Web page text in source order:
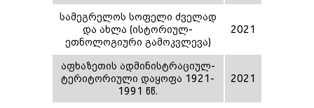
სამეგრელოს სოფელი ძველად
და ახლა (ისტორიულ-
ეთნოლოგიური გამოკვლევა)
2021
აფხაზეთის ადმინისტრაციულ-
ტერიტორიული დაყოფა 1921-
1991 წწ.
2021